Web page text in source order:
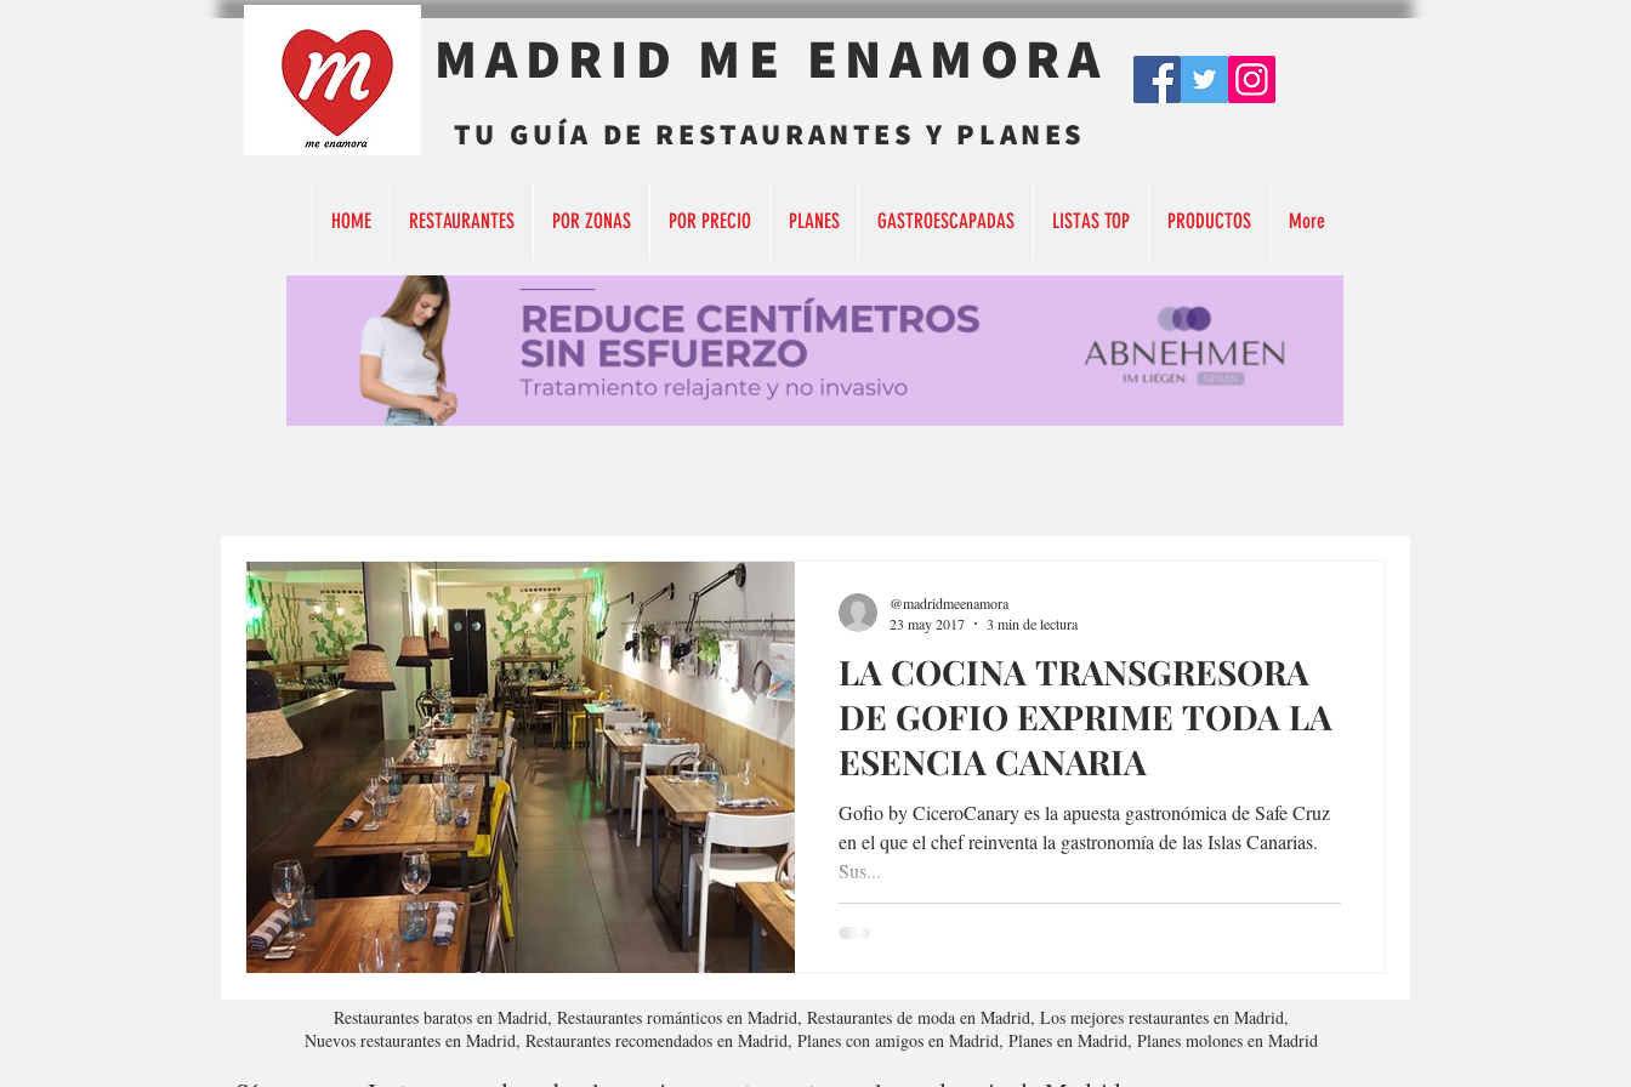
MADRID ME ENAMORA
TU GUÍA DE RESTAURANTES Y PLANES
HOME RESTAURANTES POR ZONAS POR PRECIO PLANES GASTROESCAPADAS LISTAS TOP PRODUCTOS More
LA COCINA TRANSGRESORA
DE GOFIO EXPRIME TODA LA
ESENCIA CANARIA
Gofio by CiceroCanary es la apuesta gastronómica de Safe Cruz
en el que el chef reinventa la gastronomía de las Islas Canarias.
Sus...
@madridmeenamora
23 may 2017
3 min de lectura
Restaurantes baratos en Madrid, Restaurantes románticos en Madrid, Restaurantes de moda en Madrid, Los mejores restaurantes en Madrid,
Nuevos restaurantes en Madrid, Restaurantes recomendados en Madrid, Planes con amigos en Madrid, Planes en Madrid, Planes molones en Madrid